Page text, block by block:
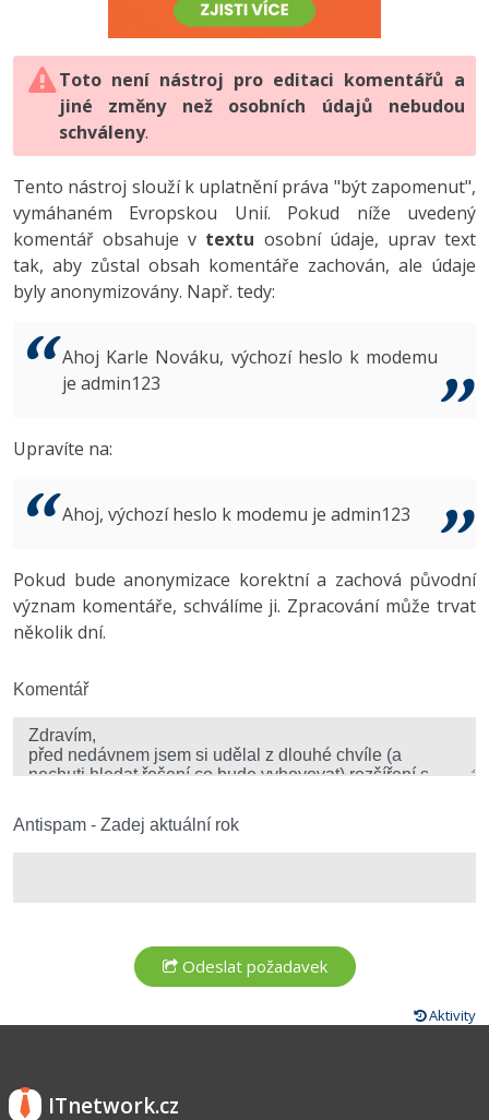
HTML5, CSS3, Bootstrap, SEO
SQL a databáze
Testování a verzování
UML a návrhové vzory
React
Spring
ASP.NET MVC
Best practices
PHP
JavaScript
Python
HTML / CSS
UML a návrhové vzory
MySQL/MariaDB
MS-SQL
Vývojář mobilních aplikací
C# Game developer
Tester
Systémový administrátor
3D grafik
Copywriter
WordPress specialista
-80%
JavaScript -80%
PHP -80%
Swift -80%
Kotlin -80%
VB.NET
Algoritmy -41%
Umělá inteligence (AI) -10%
Digitální gramotnost
Marketing
WordPress
SEO
UX
Business
Copywriting
Windows
Kybernetická bezpečnost
Photoshop -80%
Adobe Illustrator -80%
Adobe Lightroom
Adobe XD
Adobe InDesign -25%
Adobe After Effects
Inkscape
Fórum
Toto není nástroj pro editaci komentářů a
jiné změny než osobních údajů nebudou
schváleny.
Tento nástroj slouží k uplatnění práva "být zapomenut",
vymáhaném Evropskou Unií. Pokud níže uvedený
komentář obsahuje v textu osobní údaje, uprav text
tak, aby zůstal obsah komentáře zachován, ale údaje
byly anonymizovány. Např. tedy:
Ahoj Karle Nováku, výchozí heslo k modemu
je admin123
Upravíte na:
Ahoj, výchozí heslo k modemu je admin123
Pokud bude anonymizace korektní a zachová původní
význam komentáře, schválíme ji. Zpracování může trvat
několik dní.
Komentář
Antispam - Zadej aktuální rok
Aktivity
ITnetwork.cz